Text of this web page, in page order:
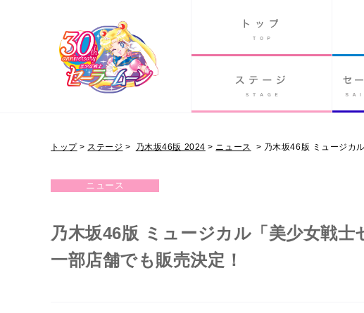
90's アニメPAST ANIME
トップ> ステージ > 乃木坂46版 2024 > ニュース > 乃木坂46版 ミュージカ
ニュース
乃木坂46版 ミュージカル「美少女戦
一部店舗でも販売決定！
NOGIZAKA46 VER.